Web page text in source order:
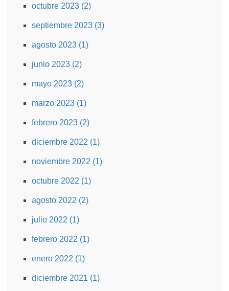
octubre 2023 (2)
septiembre 2023 (3)
agosto 2023 (1)
junio 2023 (2)
mayo 2023 (2)
marzo 2023 (1)
febrero 2023 (2)
diciembre 2022 (1)
noviembre 2022 (1)
octubre 2022 (1)
agosto 2022 (2)
julio 2022 (1)
febrero 2022 (1)
enero 2022 (1)
diciembre 2021 (1)